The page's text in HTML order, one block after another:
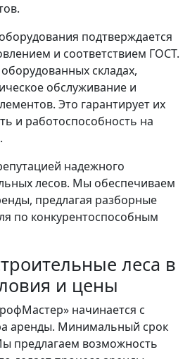
подтверждается
и соответствием ГОСТ.
складах,
обслуживание и
Это гарантирует их
и работоспособность на
надежного
лесов. Мы обеспечиваем
предлагая разборные
по конкурентоспособным
леса в
и цены
начинается с
аренды. Минимальный срок
предлагаем возможность